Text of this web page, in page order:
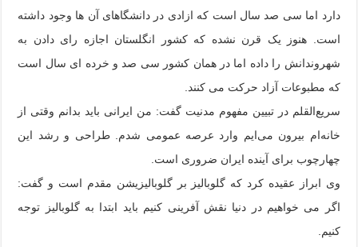
دارد اما سی صد سال است که ازادی در دانشگاهای آن ها وجود داشته
است. هنوز یک قرن نشده که کشور انگلستان اجازه رای دادن به
شهروندانش را داده اما در همان کشور سی صد و خرده ای سال است
که مطبوعات آزاد حرکت می کنند.
سریع‌القلم در تبیین مفهوم مدنیت گفت: من ایرانی باید بدانم وقتی از
خانه‌ام بیرون می‌ایم وارد عرصه عمومی شدم. طراحی و رشد این
چهارچوب برای آینده ایران ضروری است.
وی ابراز عقیده کرد که گلوبالیز بر گلوبالیزیشن مقدم است و گفت:
اگر می خواهیم در دنیا نقش آفرینی کنیم باید ابتدا به گلوبالیز توجه
کنیم.